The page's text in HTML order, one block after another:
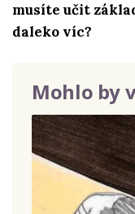
musíte učit
daleko víc?
Mohlo by